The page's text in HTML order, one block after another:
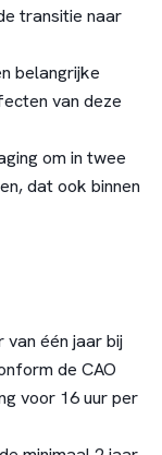
transitie naar
belangrijke
van deze
om in twee
dat ook binnen
één jaar bij
de CAO
voor 16 uur per